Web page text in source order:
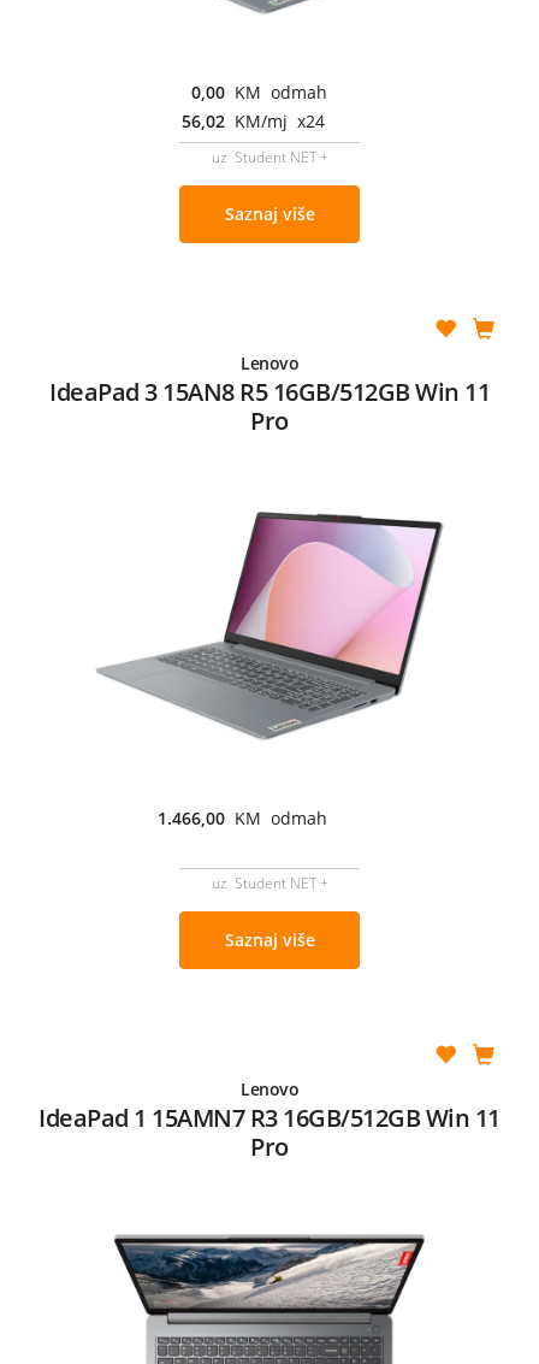
0,00 KM odmah
56,02 KM/mj x24
uz Student NET +
Saznaj više
Lenovo
IdeaPad 3 15AN8 R5 16GB/512GB Win 11
Pro
1.466,00 KM odmah
uz Student NET +
Saznaj više
Lenovo
IdeaPad 1 15AMN7 R3 16GB/512GB Win 11
Pro